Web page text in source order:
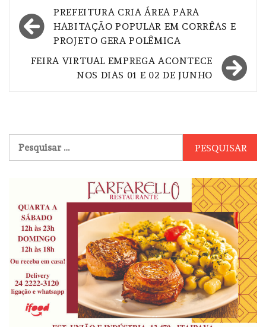
Navegação
de
PREFEITURA CRIA ÁREA PARA
HABITAÇÃO POPULAR EM CORRÊAS E
PROJETO GERA POLÊMICA
FEIRA VIRTUAL EMPREGA ACONTECE
NOS DIAS 01 E 02 DE JUNHO
por: